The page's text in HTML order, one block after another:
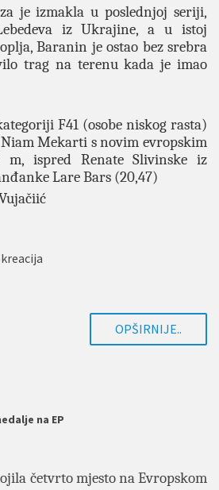
je izmakla u poslednjoj seriji,
iz Ukrajine, a u istoj
Baranin je ostao bez srebra
trag na terenu kada je imao
F41 (osobe niskog rasta)
Mekarti s novim evropskim
m, ispred Renate Slivinske iz
Lare Bars (20,47)
OPŠIRNIJE..
na EP
četvrto mjesto na Evropskom